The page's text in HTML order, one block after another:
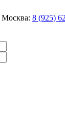
Москва: 8 (925)